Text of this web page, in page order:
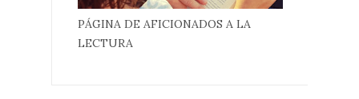
PÁGINA DE AFICIONADOS A LA
LECTURA